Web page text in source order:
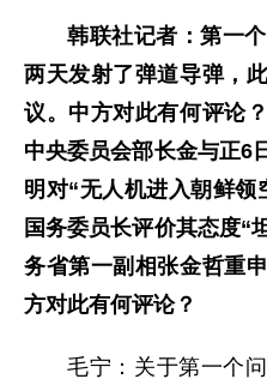
韩联社记者：第一
两天发射了弹道导弹，
议。中方对此有何评论
中央委员会部长金与正6
明对“无人机进入朝鲜领
国务委员长评价其态度“
务省第一副相张金哲重
方对此有何评论？
毛宁：关于第一个